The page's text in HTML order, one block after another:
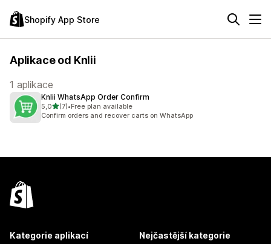
Shopify App Store
Aplikace od Knlii
1 aplikace
Knlii WhatsApp Order Confirm
5,0z 5 hvězd
(7)
Celkový počet recenzí: 7
•Free plan available
Confirm orders and recover carts on WhatsApp
Kategorie aplikací Nejčastější kategorie